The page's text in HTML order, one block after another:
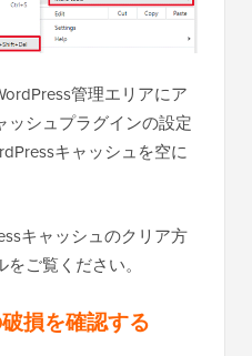
管理エリアにア
ッシュプラグインの設定
キャッシュを空に
キャッシュのクリア方
ご覧ください。
損を確認する